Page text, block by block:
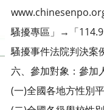
騷擾專區」→「
騷擾事件法院判決案
六、參加對象：參加
(一)全國各地方性別